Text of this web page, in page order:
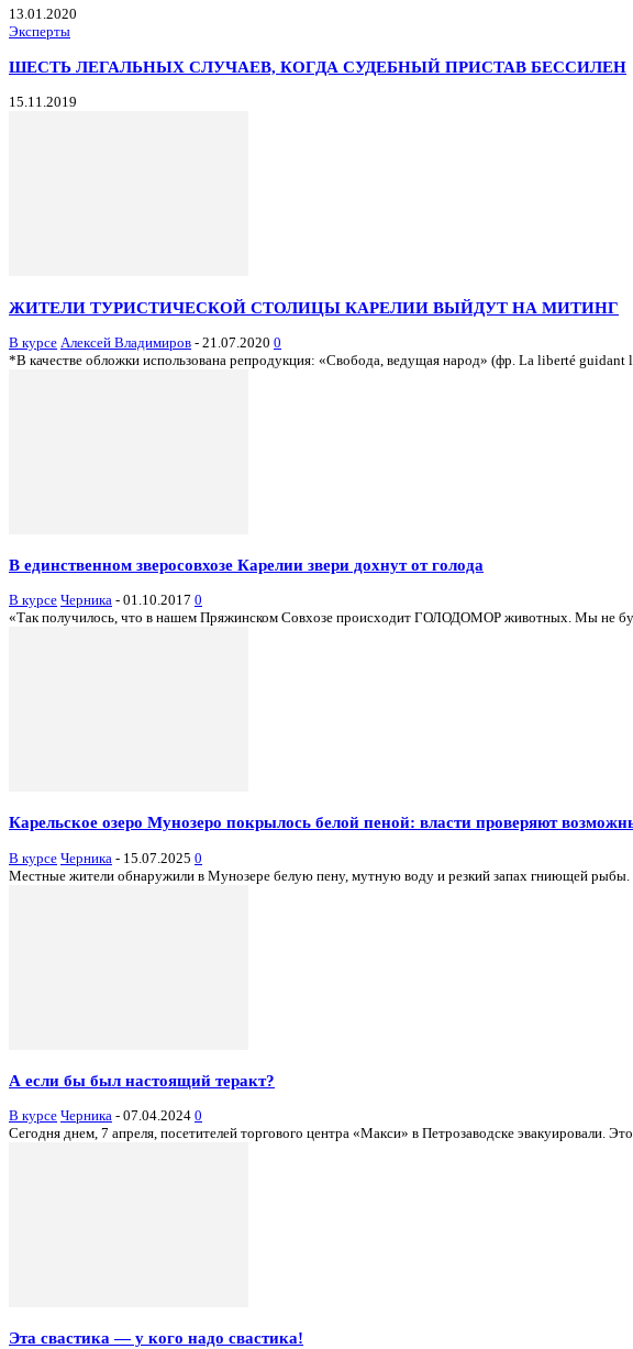
13.01.2020
Эксперты
ШЕСТЬ ЛЕГАЛЬНЫХ СЛУЧАЕВ, КОГДА СУДЕБНЫЙ ПРИСТАВ БЕССИЛЕН
15.11.2019
ЖИТЕЛИ ТУРИСТИЧЕСКОЙ СТОЛИЦЫ КАРЕЛИИ ВЫЙДУТ НА МИТИНГ
В курсе Алексей Владимиров - 21.07.2020 0
*В качестве обложки использована репродукция: «Свобода, ведущая народ» (фр. La liberté
В единственном зверосовхозе Карелии звери дохнут от голода
В курсе Черника - 01.10.2017 0
«Так получилось, что в нашем Пряжинском Совхозе происходит ГОЛОДОМОР животных. Мы не
Карельское озеро Мунозеро покрылось белой пеной: власти проверяют
В курсе Черника - 15.07.2025 0
Местные жители обнаружили в Мунозере белую пену, мутную воду и резкий запах гниющей рыбы.
А если бы был настоящий теракт?
В курсе Черника - 07.04.2024 0
Сегодня днем, 7 апреля, посетителей торгового центра «Макси» в Петрозаводске эвакуировали.
Эта свастика — у кого надо свастика!